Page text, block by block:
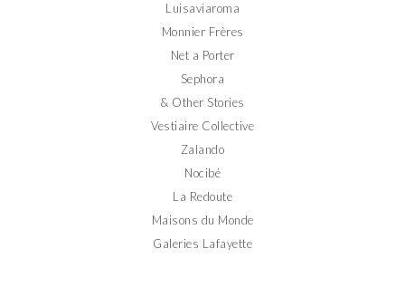
Luisaviaroma
Monnier Frères
Net a Porter
Sephora
& Other Stories
Vestiaire Collective
Zalando
Nocibé
La Redoute
Maisons du Monde
Galeries Lafayette